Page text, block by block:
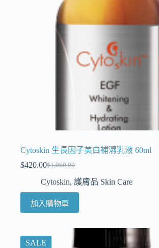
Cytoskin 生長因子美白補濕乳液 60ml
$1,060.00
$420.00
Cytoskin, 護膚品 Skin Care
加入購物車
SALE